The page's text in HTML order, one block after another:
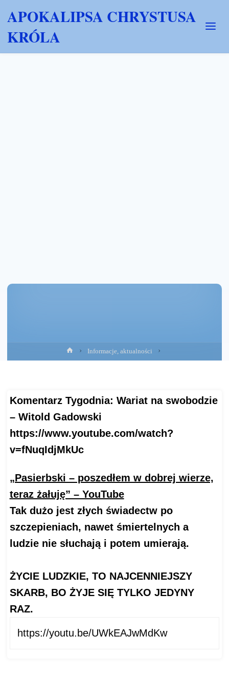
APOKALIPSA CHRYSTUSA
KRÓLA
Strona
główna
Informacje, aktualności
Komentarz Tygodnia: Wariat na swobodzie
– Witold Gadowski
https://www.youtube.com/watch?
v=fNuqIdjMkUc
„Pasierbski – poszedłem w dobrej wierze,
teraz żałuję” – YouTube
Tak dużo jest złych świadectw po
szczepieniach, nawet śmiertelnych a
ludzie nie słuchają i potem umierają.
ŻYCIE LUDZKIE, TO NAJCENNIEJSZY
SKARB, BO ŻYJE SIĘ TYLKO JEDYNY
RAZ.
https://youtu.be/UWkEAJwMdKw